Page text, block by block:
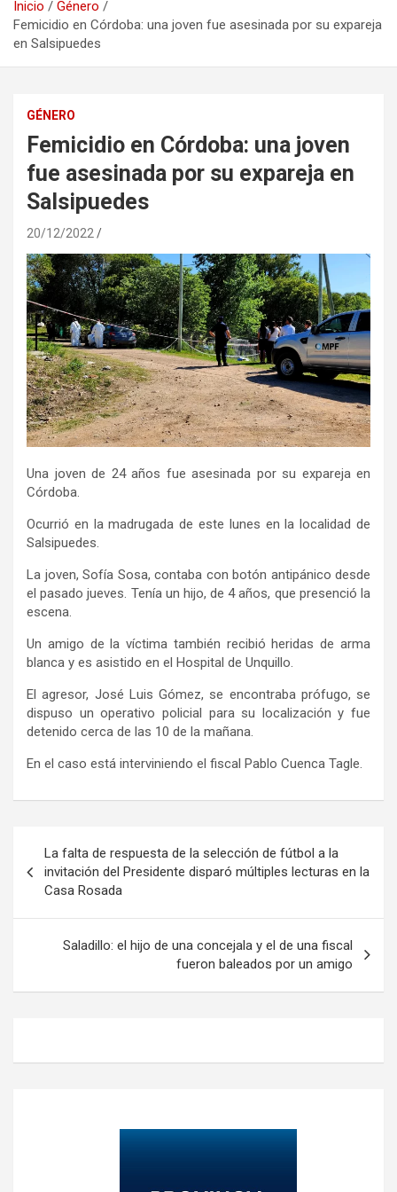
Inicio
Género
Femicidio en Córdoba: una joven fue asesinada por su expareja
en Salsipuedes
GÉNERO
Femicidio en Córdoba: una joven
fue asesinada por su expareja en
Salsipuedes
20/12/2022
Una joven de 24 años fue asesinada por su expareja en
Córdoba.
Ocurrió en la madrugada de este lunes en la localidad de
Salsipuedes.
La joven, Sofía Sosa, contaba con botón antipánico desde
el pasado jueves. Tenía un hijo, de 4 años, que presenció la
escena.
Un amigo de la víctima también recibió heridas de arma
blanca y es asistido en el Hospital de Unquillo.
El agresor, José Luis Gómez, se encontraba prófugo, se
dispuso un operativo policial para su localización y fue
detenido cerca de las 10 de la mañana.
En el caso está interviniendo el fiscal Pablo Cuenca Tagle.
de
entradas
La falta de respuesta de la selección de fútbol a la
invitación del Presidente disparó múltiples lecturas en la
Casa Rosada
Saladillo: el hijo de una concejala y el de una fiscal
fueron baleados por un amigo